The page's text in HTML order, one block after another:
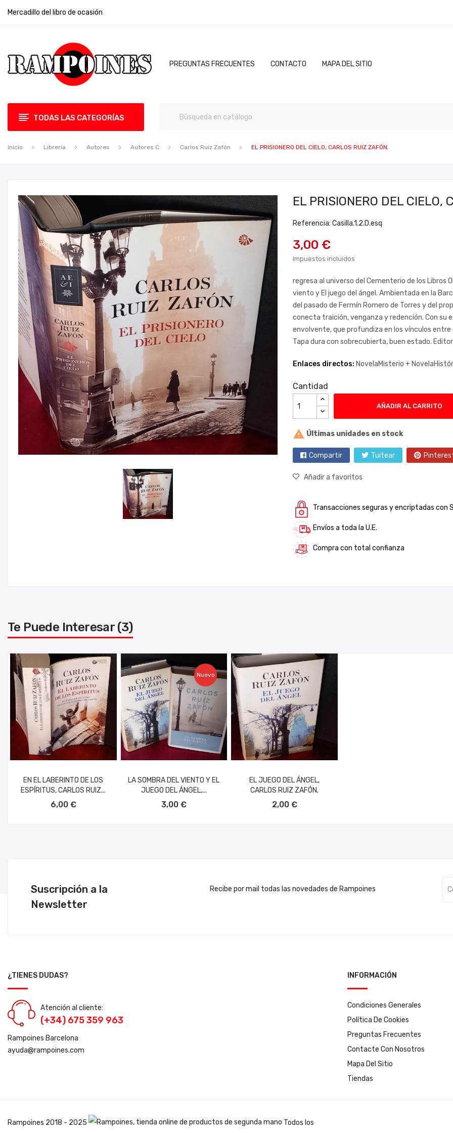
Mercadillo del libro de ocasión
PREGUNTAS FRECUENTES CONTACTO MAPA DEL SITIO
TODAS LAS CATEGORÍAS
Inicio Librería Autores Autores C Carlos Ruiz Zafón EL PRISIONERO DEL CIELO, CARLOS RUIZ ZAFÓN.
EL PRISIONERO DEL CIELO,
Referencia: Casilla.1.2.D.esq
3,00 €
Impuestos incluidos
regresa al universo del Cementerio de los Libros
viento y El juego del ángel . Ambientada en la
del pasado de Fermín Romero de Torres y del
conecta traición, venganza y redención. Con
envolvente, que profundiza en los vínculos entre
Tapa dura con sobrecubierta, buen estado.
Enlaces directos: NovelaMisterio +
Cantidad
AÑADIR AL CARRITO
 Últimas unidades en stock
Compartir Tuitear
Añadir a favoritos
Transacciones seguras y encriptadas con
Envíos a toda la U.E.
Compra con total confianza
Te Puede Interesar (3)
EN EL LABERINTO DE LOS
ESPÍRITUS, CARLOS RUIZ...
6,00 €
Nuevo
LA SOMBRA DEL VIENTO Y EL
JUEGO DEL ÁNGEL,...
3,00 €
EL JUEGO DEL ÁNGEL,
CARLOS RUIZ ZAFÓN.
2,00 €
Suscripción a la
Newsletter
Recibe por mail todas las novedades de Rampoines
¿TIENES DUDAS?
Atención al cliente:
(+34) 675 359 963
Rampoines Barcelona
ayuda@rampoines.com
INFORMACIÓN
Condiciones Generales
Política De Cookies
Preguntas Frecuentes
Contacte Con Nosotros
Mapa Del Sitio
Tiendas
Rampoines 2018 - 2025 Todos los